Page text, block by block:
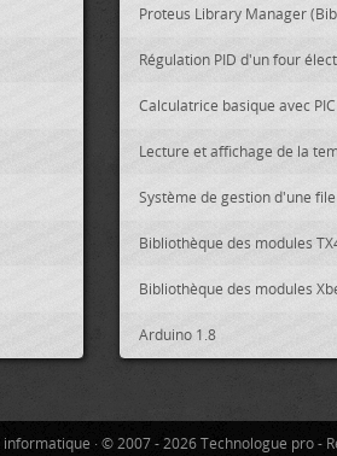
Proteus Library Manager
Régulation PID d'un four
Calculatrice basique avec
Lecture et affichage de la
Système de gestion d'une file
Bibliothèque des modules
Bibliothèque des modules
Arduino 1.8
· © 2007 - 2026 Technologue pro -